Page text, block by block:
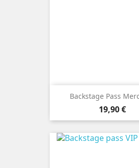
Backstage Pass
Prix
19,90 €